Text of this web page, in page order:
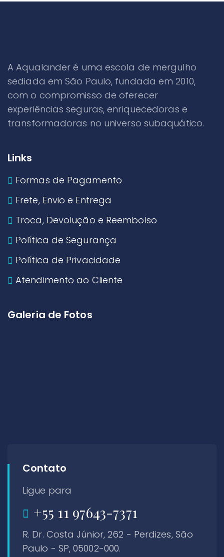
A Aqualander é uma escola de mergulho
sediada em São Paulo, fundada em 2010,
com o compromisso de oferecer
experiências seguras, enriquecedoras e
transformadoras no universo subaquático.
Links
Formas de Pagamento
Frete, Envio e Entrega
Troca, Devolução e Reembolso
Política de Segurança
Política de Privacidade
Atendimento ao Cliente
Galeria de Fotos
Contato
Ligue para
+55 11 97643-7371
R. Dr. Costa Júnior, 262 - Perdizes, São
Paulo - SP, 05002-000.